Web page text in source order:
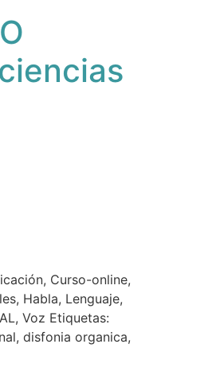
, Curso-online,
, Habla, Lenguaje,
, Voz Etiquetas:
, disfonia organica,